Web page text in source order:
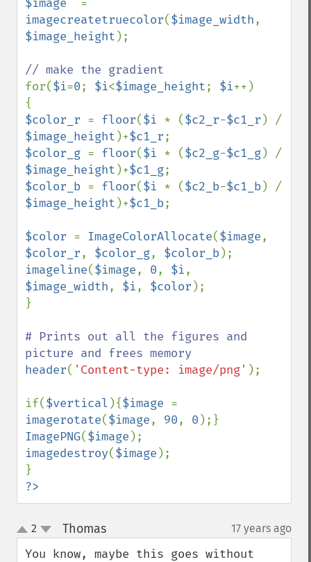
$image
imagecreatetruecolor($image_width
$image_height );
for($i=0; $i<$image_height; $i++)
$color_r = floor($i * ($c2_r-$c1_r
$image_height )+$c1_r
$color_g = floor($i * ($c2_g-$c1_g
$image_height )+$c1_g
$color_b = floor($i * ($c2_b-$c1_b
$image_height )+$c1_b;
$color = ImageColorAllocate($image
$color_r, $color_g, $color_b
imageline($image, 0, $i
$image_width, $i, $color );
}
# Prints out all the figures and
header( 'Content-type: image/png' );
if($vertical ){$image
imagerotate($image, 90, 0
ImagePNG($image
imagedestroy($image );
?>
up
down
2 Thomas¶ 17 years ago
You know, maybe this goes without